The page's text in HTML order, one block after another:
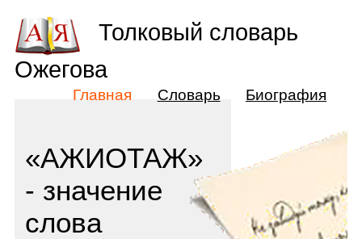
«АЖИОТАЖ»
- значение
слова
Толковый словарь
Ожегова
Главная Словарь Биография